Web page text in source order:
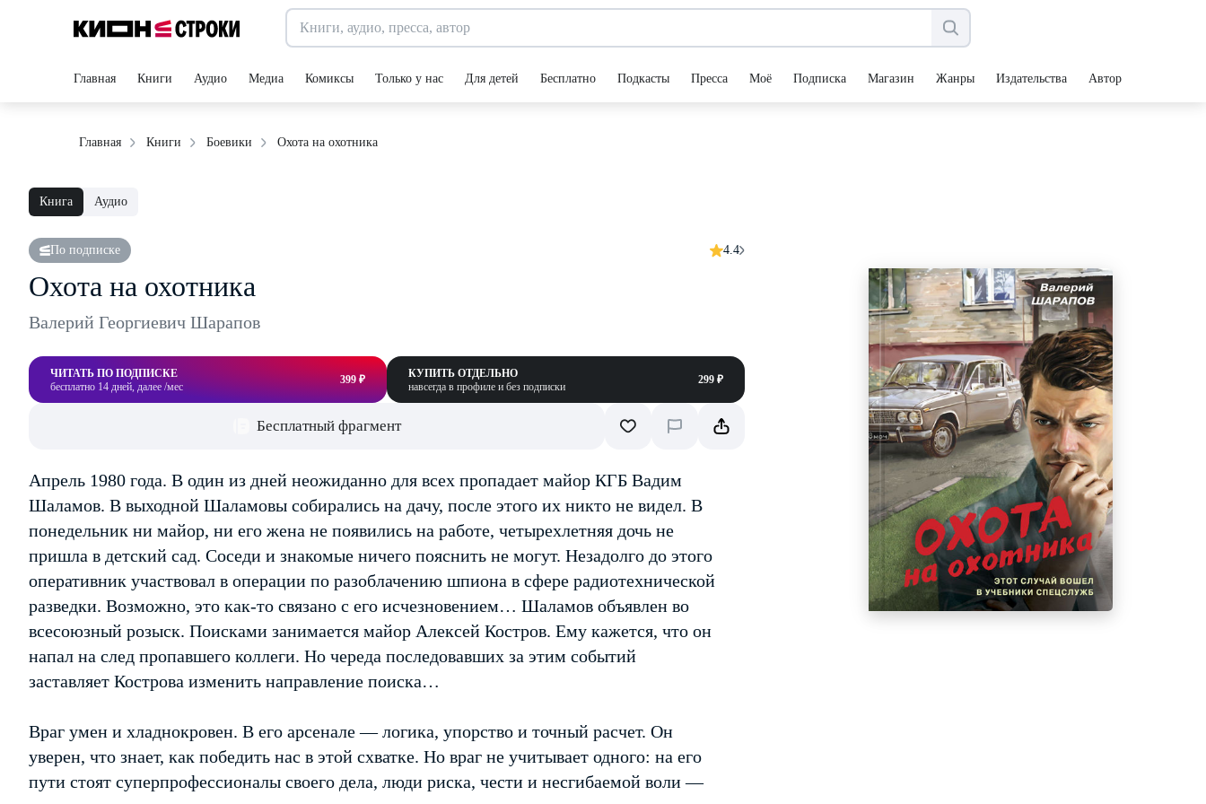
Главная Книги Аудио Медиа Комиксы Только у нас Для детей Бесплатно Подкасты Пресса Моё Подписка Магазин Жанры Издательства Авторы
Главная Книги Боевики Охота на охотника
Книга Аудио
По подписке 4.4
Охота на охотника
Валерий Георгиевич Шарапов
ЧИТАТЬ ПО ПОДПИСКЕ
бесплатно 14 дней, далее /мес
399 ₽
КУПИТЬ ОТДЕЛЬНО
навсегда в профиле и без подписки
299 ₽
Бесплатный фрагмент
Апрель 1980 года. В один из дней неожиданно для всех пропадает майор КГБ Вадим
Шаламов. В выходной Шаламовы собирались на дачу, после этого их никто не видел. В
понедельник ни майор, ни его жена не появились на работе, четырехлетняя дочь не
пришла в детский сад. Соседи и знакомые ничего пояснить не могут. Незадолго до этого
оперативник участвовал в операции по разоблачению шпиона в сфере радиотехнической
разведки. Возможно, это как-то связано с его исчезновением… Шаламов объявлен во
всесоюзный розыск. Поисками занимается майор Алексей Костров. Ему кажется, что он
напал на след пропавшего коллеги. Но череда последовавших за этим событий
заставляет Кострова изменить направление поиска…
Враг умен и хладнокровен. В его арсенале — логика, упорство и точный расчет. Он
уверен, что знает, как победить нас в этой схватке. Но враг не учитывает одного: на его
пути стоят суперпрофессионалы своего дела, люди риска, чести и несгибаемой воли —